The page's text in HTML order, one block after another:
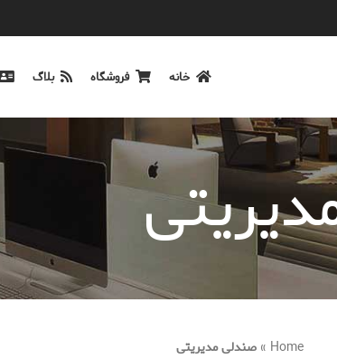
خانه فروشگاه بلاگ
Home
»صندلی مدیریتی